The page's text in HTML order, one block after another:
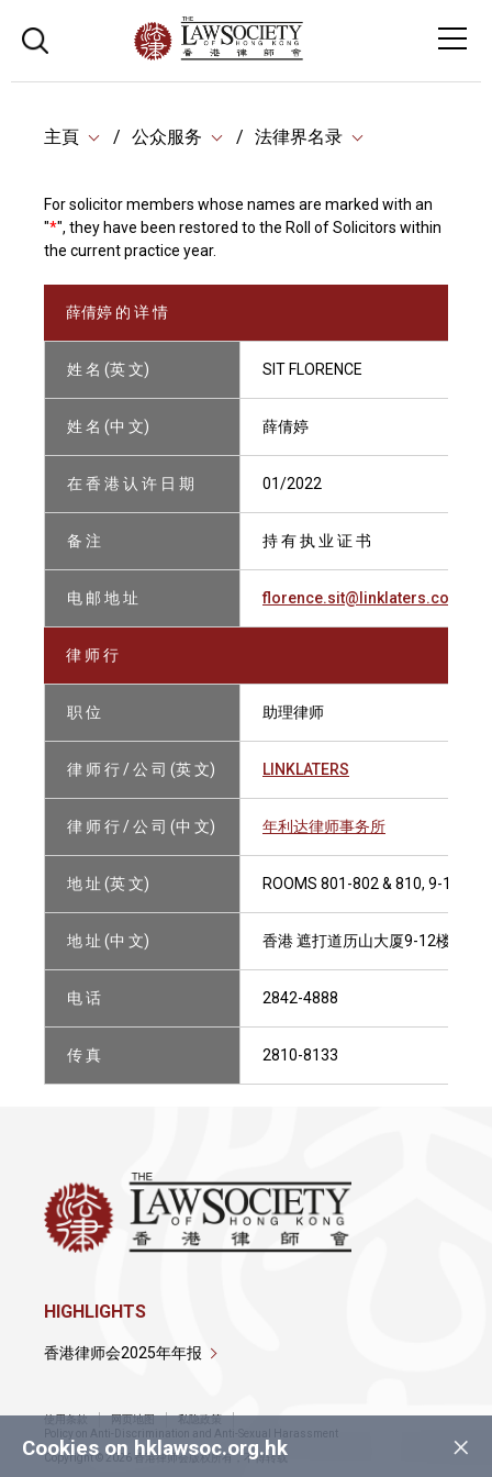
主頁 公众服务 法律界名录
For solicitor members whose names are marked with an
"*", they have been restored to the Roll of Solicitors within
the current practice year.
薛倩婷 的 详 情
姓 名 (英 文) SIT FLORENCE
姓 名 (中 文) 薛倩婷
在 香 港 认 许 日 期 01/2022
备 注 持 有 执 业 证 书
电 邮 地 址 florence.sit@linklaters.com
律 师 行
职 位 助理律师
律 师 行 / 公 司 (英 文) LINKLATERS
律 师 行 / 公 司 (中 文) 年利达律师事务所
地 址 (英 文) ROOMS 801-802 & 810, 9-12/F,
地 址 (中 文) 香港 遮打道历山大厦9-12楼801-
电 话 2842-4888
传 真 2810-8133
×
Cookies on hklawsoc.org.hk
HIGHLIGHTS
香港律师会2025年年报
使用条款 网页地图
私隐政策
Policy on Anti-Discrimination and Anti-Sexual Harassment
Copyright © 2026 香港律师会版权所有，不得转载